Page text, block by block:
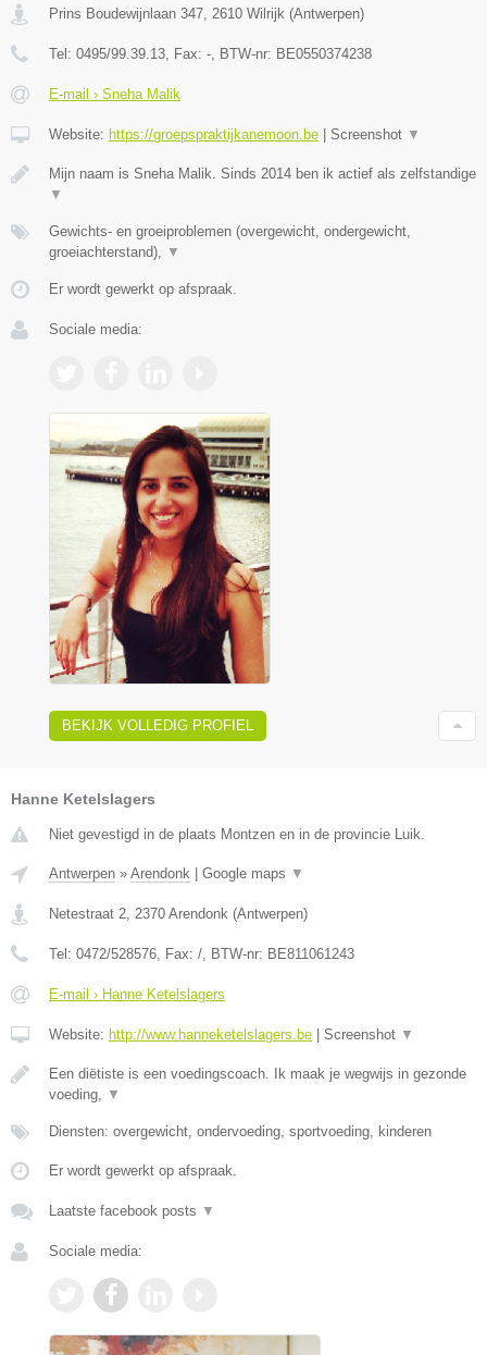
Prins Boudewijnlaan 347, 2610 Wilrijk (Antwerpen)
Tel: 0495/99.39.13, Fax: -, BTW-nr: BE0550374238
E-mail › Sneha Malik
Website: https://groepspraktijkanemoon.be Screenshot ▼
Mijn naam is Sneha Malik. Sinds 2014 ben ik actief als zelfstandige
▼
Gewichts- en groeiproblemen (overgewicht, ondergewicht,
groeiachterstand), ▼
Er wordt gewerkt op afspraak.
Sociale media:
BEKIJK VOLLEDIG PROFIEL
Hanne Ketelslagers
Niet gevestigd in de plaats Montzen en in de provincie Luik.
Antwerpen » Arendonk | Google maps ▼
Netestraat 2 2370 Arendonk (Antwerpen)
Tel: 0472/528576 , Fax: / , BTW-nr: BE811061243
E-mail › Hanne Ketelslagers
Website: http://www.hanneketelslagers.be | Screenshot ▼
Een diëtiste is een voedingscoach. Ik maak je wegwijs in gezonde
voeding,
▼
Diensten: overgewicht, ondervoeding, sportvoeding, kinderen
Er wordt gewerkt op afspraak.
Laatste facebook posts ▼
Sociale media: